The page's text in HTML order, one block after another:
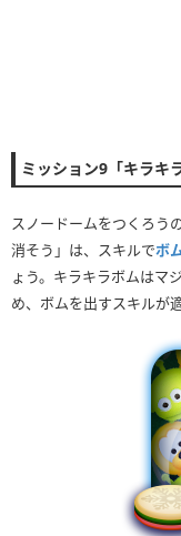
ミッション9「キラキ
スノードームをつくろう
消そう」は、スキルでボ
ょう。キラキラボムはマ
め、ボムを出すスキルが